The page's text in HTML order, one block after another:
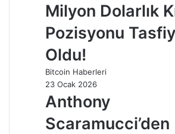
Milyon Dolarlık
Pozisyonu
Oldu!
Bitcoin Haberleri
23 Ocak 2026
Anthony
Scaramucci’den